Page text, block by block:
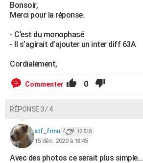
Bonsoir,
Merci pour la réponse.
- C’est du monophasé
- Il s’agirait d’ajouter un inter diff 63A
Cordialement,
Commenter 0
RÉPONSE 3 / 4
stf_frmu 12 510
15 déc. 2020 à 18:45
Avec des photos ce serait plus simple...